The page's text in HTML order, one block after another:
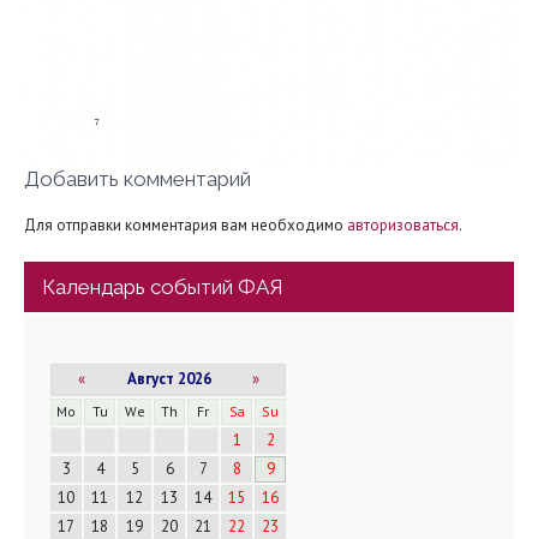
Добавить комментарий
Для отправки комментария вам необходимо авторизоваться.
Календарь событий ФАЯ
« Август 2026 »
Mo Tu We Th Fr Sa Su
1
2
3
4 5 6 7 8
9
10
11 12 13 14 15
16
17
18 19 20 21 22
23